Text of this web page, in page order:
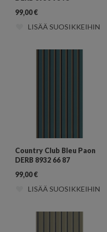
99,00€
LISÄÄ SUOSIKKEIHIN
Country Club Bleu Paon
DERB 8932 66 87
99,00€
LISÄÄ SUOSIKKEIHIN